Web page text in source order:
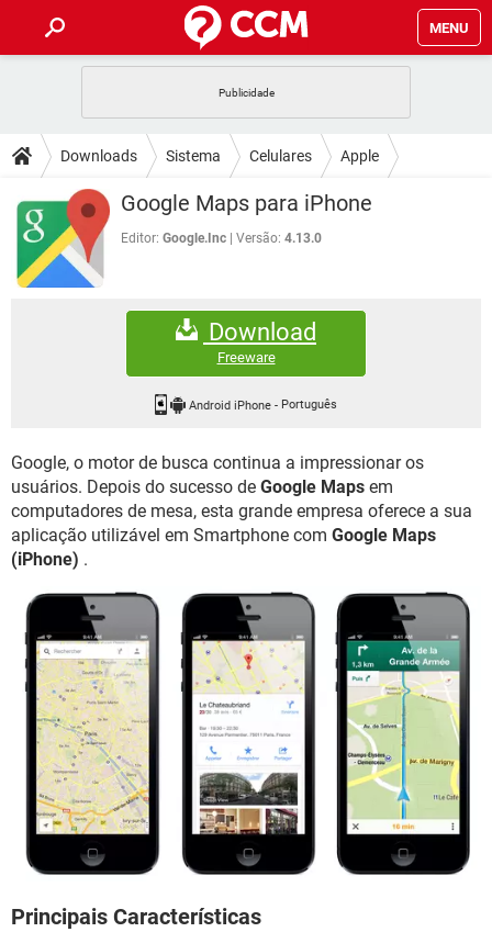
MENU
CELULAR FACEBOOK
OUTLOOK EXCEL
INSTAGRAM GMAIL
GUIA DE COMPRAS
DICAS
JOGOS WHATSAPP
CELULAR
OUTLOOK
DOWNLOADS
JOGOS WHATSAPP
CELULAR
EXCEL
GMAIL
FÓRUM
FACEBOOK
EXCEL
GMAIL
WHATSAPP
INSTAGRAM GMAIL
GUIA DE COMPRAS
Downloads Sistema Celulares Apple
Google Maps para iPhone
Editor: Google.Inc Versão: 4.13.0
Download
Freeware
Android iPhone- Português
Google, o motor de busca continua a impressionar os
usuários. Depois do sucesso de Google Maps em
computadores de mesa, esta grande empresa oferece a sua
aplicação utilizável em Smartphone com Google Maps
(iPhone) .
Principais Características